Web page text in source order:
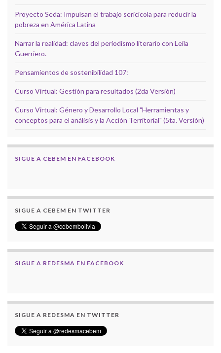
Proyecto Seda: Impulsan el trabajo sericícola para reducir la
pobreza en América Latina
Narrar la realidad: claves del periodismo literario con Leila
Guerriero.
Pensamientos de sostenibilidad 107:
Curso Virtual: Gestión para resultados (2da Versión)
Curso Virtual: Género y Desarrollo Local "Herramientas y
conceptos para el análisis y la Acción Territorial" (5ta. Versión)
SIGUE A CEBEM EN FACEBOOK
SIGUE A CEBEM EN TWITTER
SIGUE A REDESMA EN FACEBOOK
SIGUE A REDESMA EN TWITTER